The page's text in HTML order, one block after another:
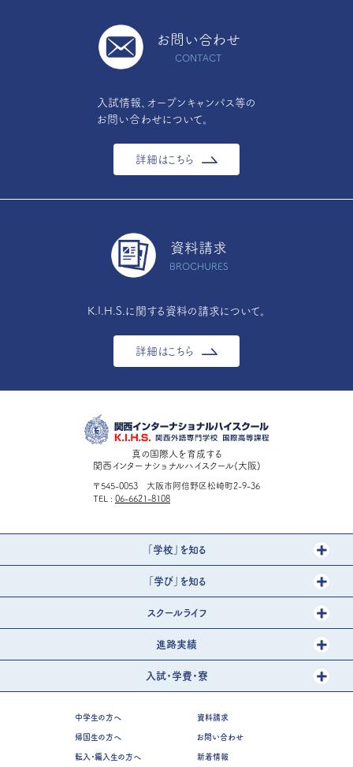
お問い合わせ
CONTACT
入試情報、オープンキャンパス等の
お問い合わせについて。
詳細はこちら
資料請求
BROCHURES
K.I.H.S.に関する資料の請求について。
詳細はこちら
真の国際人を育成する
関西インターナショナルハイスクール(大阪)
〒545-0053 大阪市阿倍野区松崎町2-9-36
TEL
06-6621-8108
「学校」を知る
「学び」を知る
スクールライフ
進路実績
入試・学費・寮
中学生の方へ
帰国生の方へ
転入・編入生の方へ
資料請求
お問い合わせ
新着情報